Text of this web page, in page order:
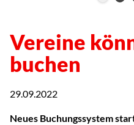
Vereine
buchen
29.09.2022
Neues Buchungssystem